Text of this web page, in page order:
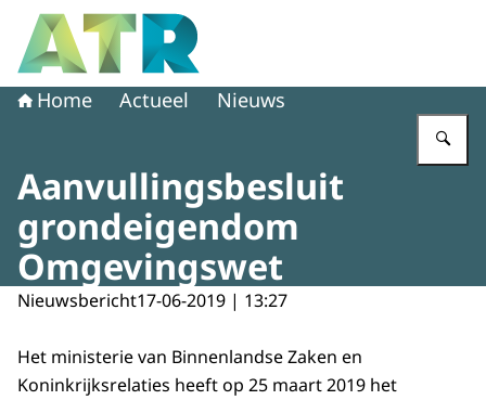
Naar de homepage van Adviescollege toetsing regeldruk
Home Actueel Nieuws
Aanvullingsbesluit
grondeigendom
Omgevingswet
Nieuwsbericht17-06-2019 | 13:27
Het ministerie van Binnenlandse Zaken en
Koninkrijksrelaties heeft op 25 maart 2019 het